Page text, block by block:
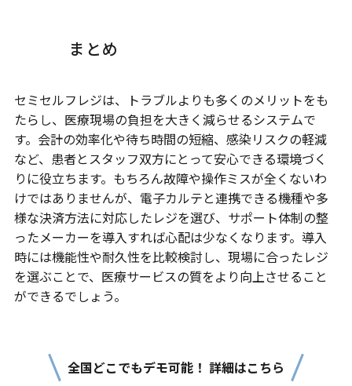
まとめ
セミセルフレジは、トラブルよりも多くのメリットをも
たらし、医療現場の負担を大きく減らせるシステムで
す。会計の効率化や待ち時間の短縮、感染リスクの軽減
など、患者とスタッフ双方にとって安心できる環境づく
りに役立ちます。もちろん故障や操作ミスが全くないわ
けではありませんが、電子カルテと連携できる機種や多
様な決済方法に対応したレジを選び、サポート体制の整
ったメーカーを導入すれば心配は少なくなります。導入
時には機能性や耐久性を比較検討し、現場に合ったレジ
を選ぶことで、医療サービスの質をより向上させること
ができるでしょう。
全国どこでもデモ可能！ 詳細はこちら